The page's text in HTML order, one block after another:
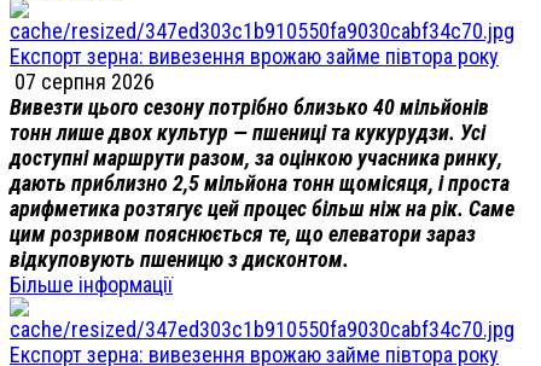
Експорт зерна: вивезення врожаю займе півтора року
07 серпня 2026
Вивезти цього сезону потрібно близько 40 мільйонів
тонн лише двох культур — пшениці та кукурудзи. Усі
доступні маршрути разом, за оцінкою учасника ринку,
дають приблизно 2,5 мільйона тонн щомісяця, і проста
арифметика розтягує цей процес більш ніж на рік. Саме
цим розривом пояснюється те, що елеватори зараз
відкуповують пшеницю з дисконтом.
Більше інформації
Експорт зерна: вивезення врожаю займе півтора року